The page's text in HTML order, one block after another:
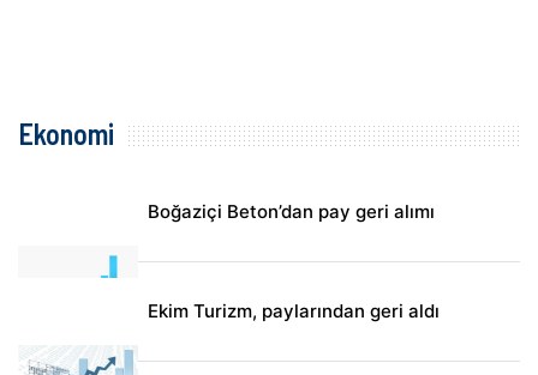
Ekonomi
Boğaziçi Beton’dan pay geri alımı
Ekim Turizm, paylarından geri aldı